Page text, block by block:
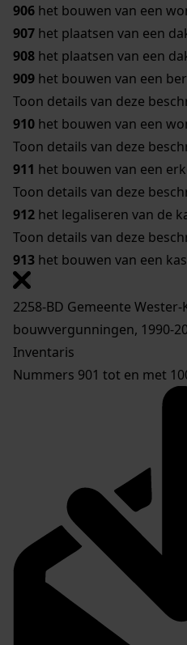
906 het bouwen van een
907 het plaatsen van een
908 het plaatsen van een
909 het bouwen van een
Toon details van deze
910 het bouwen van een
Toon details van deze
911 het bouwen van een
Toon details van deze
912 het legaliseren van de
Toon details van deze
913 het bouwen van een
2258-BD Gemeente
bouwvergunningen, 1990-
Inventaris
Nummers 901 tot en met